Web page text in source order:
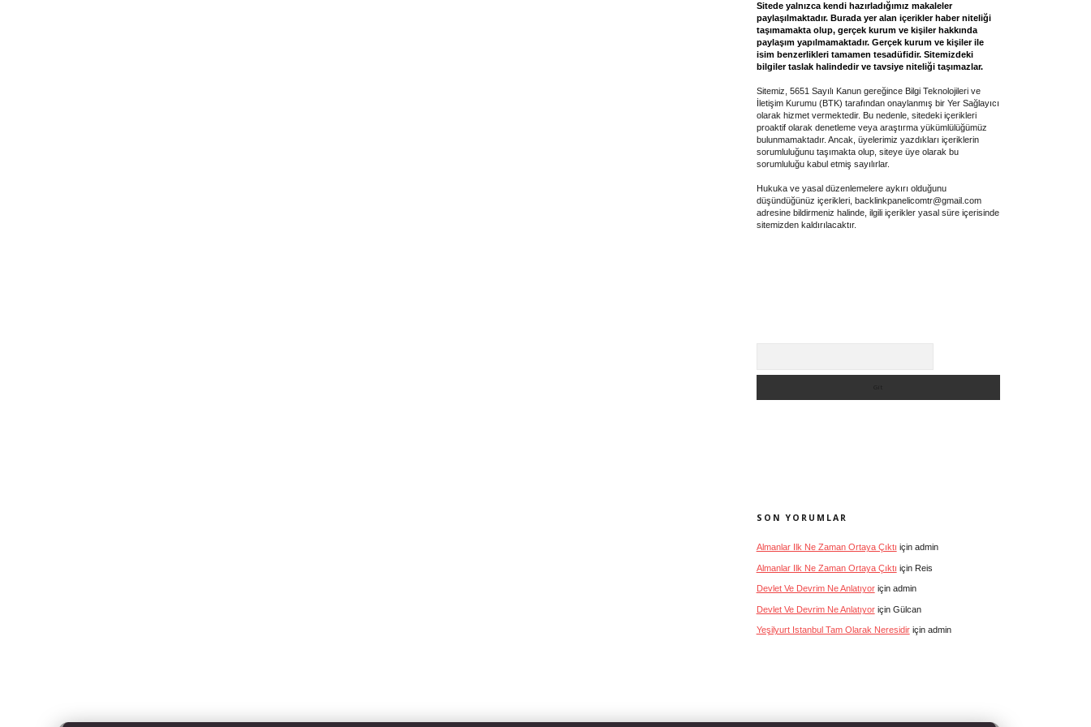
Sitede yalnızca kendi hazırladığımız makaleler
paylaşılmaktadır. Burada yer alan içerikler haber niteliği
taşımamakta olup, gerçek kurum ve kişiler hakkında
paylaşım yapılmamaktadır. Gerçek kurum ve kişiler ile
isim benzerlikleri tamamen tesadüfidir. Sitemizdeki
bilgiler taslak halindedir ve tavsiye niteliği taşımazlar.
Sitemiz, 5651 Sayılı Kanun gereğince Bilgi Teknolojileri ve
İletişim Kurumu (BTK) tarafından onaylanmış bir Yer Sağlayıcı
olarak hizmet vermektedir. Bu nedenle, sitedeki içerikleri
proaktif olarak denetleme veya araştırma yükümlülüğümüz
bulunmamaktadır. Ancak, üyelerimiz yazdıkları içeriklerin
sorumluluğunu taşımakta olup, siteye üye olarak bu
sorumluluğu kabul etmiş sayılırlar.
Hukuka ve yasal düzenlemelere aykırı olduğunu
düşündüğünüz içerikleri, backlinkpanelicomtr@gmail.com
adresine bildirmeniz halinde, ilgili içerikler yasal süre içerisinde
sitemizden kaldırılacaktır.
SON YORUMLAR
Almanlar Ilk Ne Zaman Ortaya Çıktı için admin
Almanlar Ilk Ne Zaman Ortaya Çıktı için Reis
Devlet Ve Devrim Ne Anlatıyoriçin admin
Devlet Ve Devrim Ne Anlatıyoriçin Gülcan
Yeşilyurt Istanbul Tam Olarak Neresidiriçin admin